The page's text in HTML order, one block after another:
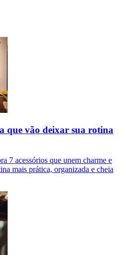
que vão deixar sua rotina
7 acessórios que unem charme e
mais prática, organizada e cheia